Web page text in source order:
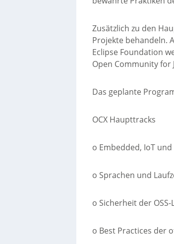
Zusätzlich zu den
Projekte behandeln.
Eclipse Foundation
Open Community for
Das geplante
OCX Haupttracks
o Embedded, IoT und
o Sprachen und
o Sicherheit der
o Best Practices der